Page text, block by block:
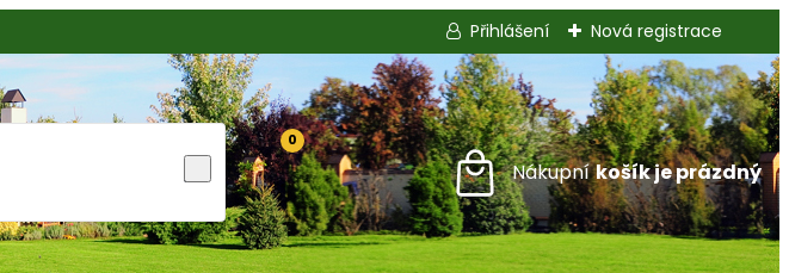
Přihlášení Nová registrace
0